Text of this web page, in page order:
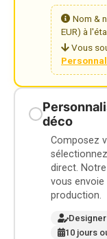
Nom &
EUR) à
Vous
déco
Composez
direct.
vous
production.
10 jours